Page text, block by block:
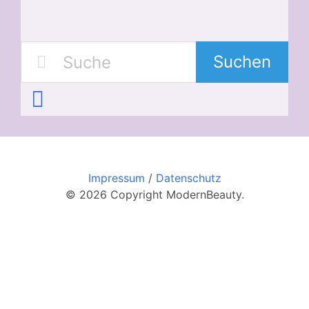
Suchen
Impressum / Datenschutz
© 2026 Copyright ModernBeauty.